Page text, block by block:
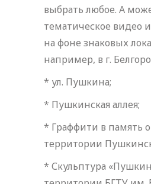
выбрать любое. А
тематическое видео
на фоне знаковых
например, в г.
* ул. Пушкина;
* Пушкинская аллея;
* Граффити в память
территории
* Скульптура